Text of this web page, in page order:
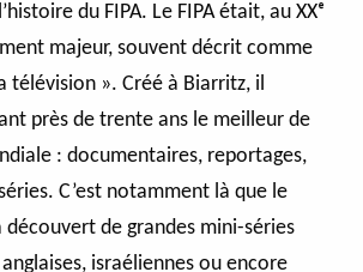
du FIPA. Le FIPA était, au XXᵉ
majeur, souvent décrit comme
télévision ». Créé à Biarritz, il
près de trente ans le meilleur de
: documentaires, reportages,
C’est notamment là que le
découvert de grandes mini-séries
israéliennes ou encore